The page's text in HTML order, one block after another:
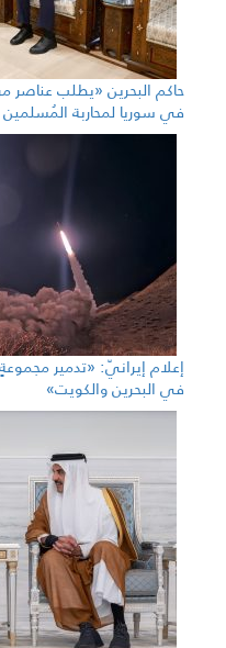
حاكم البحرين «يطلب عناصر
في سوريا لمحاربة المُسلمين
إعلام إيرانيّ: «تدمير مجموعةٍ من
في البحرين والكويت»